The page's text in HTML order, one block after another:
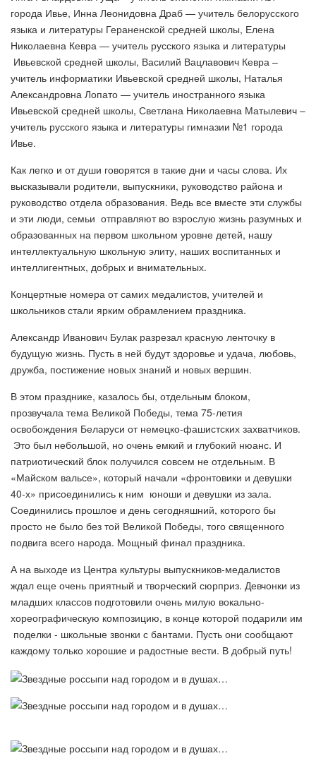
города Ивье, Инна Леонидовна Драб — учитель белорусского
языка и литературы Гераненской средней школы, Елена
Николаевна Кевра — учитель русского языка и литературы
Ивьевской средней школы, Василий Вацлавович Кевра –
учитель информатики Ивьевской средней школы, Наталья
Александровна Лопато — учитель иностранного языка
Ивьевской средней школы, Светлана Николаевна Матылевич –
учитель русского языка и литературы гимназии №1 города
Ивье.
Как легко и от души говорятся в такие дни и часы слова. Их
высказывали родители, выпускники, руководство района и
руководство отдела образования. Ведь все вместе эти службы
и эти люди, семьи отправляют во взрослую жизнь разумных и
образованных на первом школьном уровне детей, нашу
интеллектуальную школьную элиту, наших воспитанных и
интеллигентных, добрых и внимательных.
Концертные номера от самих медалистов, учителей и
школьников стали ярким обрамлением праздника.
Александр Иванович Булак разрезал красную ленточку в
будущую жизнь. Пусть в ней будут здоровье и удача, любовь,
дружба, постижение новых знаний и новых вершин.
В этом празднике, казалось бы, отдельным блоком,
прозвучала тема Великой Победы, тема 75-летия
освобождения Беларуси от немецко-фашистских захватчиков.
Это был небольшой, но очень емкий и глубокий нюанс. И
патриотический блок получился совсем не отдельным. В
«Майском вальсе», который начали «фронтовики и девушки
40-х» присоединились к ним юноши и девушки из зала.
Соединились прошлое и день сегодняшний, которого бы
просто не было без той Великой Победы, того священного
подвига всего народа. Мощный финал праздника.
А на выходе из Центра культуры выпускников-медалистов
ждал еще очень приятный и творческий сюрприз. Девчонки из
младших классов подготовили очень милую вокально-
хореографическую композицию, в конце которой подарили им
поделки - школьные звонки с бантами. Пусть они сообщают
каждому только хорошие и радостные вести. В добрый путь!